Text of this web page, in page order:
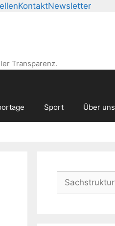
KontaktNewsletter
Transparenz.
Sport Über uns
Suchen